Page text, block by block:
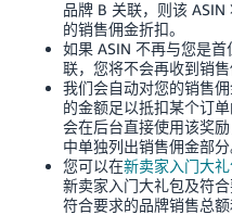
品牌 B 关联，则该
的销售佣金折扣。
如果 ASIN 不再与您是
联，您将不会再收到销售
我们会自动对您的销售
的金额足以抵扣某个订
会在后台直接使用该奖
中单独列出销售佣金部分
您可以在新卖家入门大
新卖家入门大礼包及符
符合要求的品牌销售总额